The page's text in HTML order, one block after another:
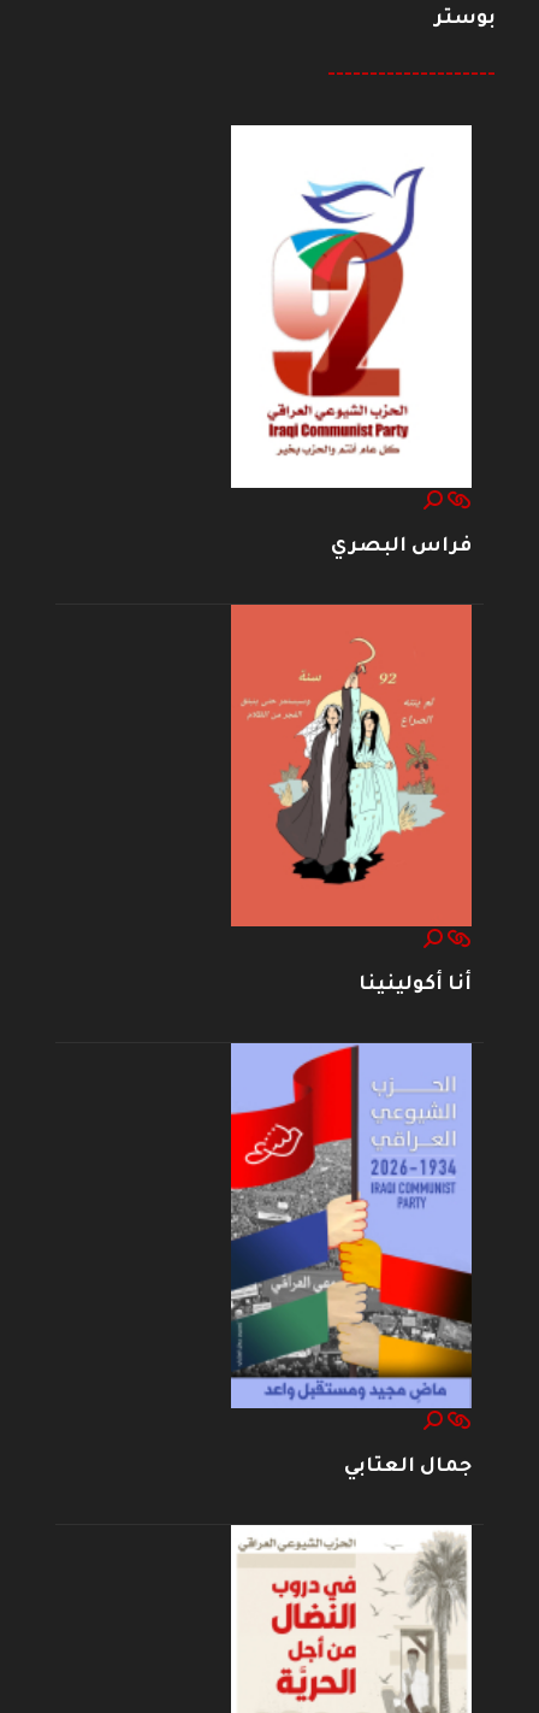
بوستر
--------------------
فراس البصري
أنا أكولينينا
جمال العتابي